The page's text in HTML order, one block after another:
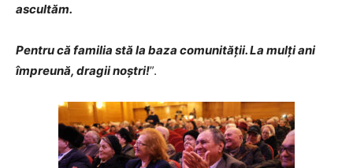
ascultăm.
Pentru că familia stă la baza comunității. La mulți ani
împreună, dragii noștri!”.